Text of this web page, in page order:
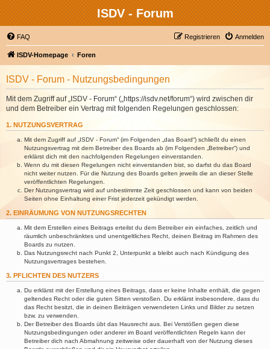
ISDV - Forum
FAQ Anmelden
Registrieren
ISDV-Homepage Foren
ISDV - Forum - Nutzungsbedingungen
Mit dem Zugriff auf „ISDV - Forum“ („https://isdv.net/forum“) wird zwischen dir
und dem Betreiber ein Vertrag mit folgenden Regelungen geschlossen:
1. NUTZUNGSVERTRAG
Mit dem Zugriff auf „ISDV - Forum“ (im Folgenden „das Board“) schließt du einen
Nutzungsvertrag mit dem Betreiber des Boards ab (im Folgenden „Betreiber“) und
erklärst dich mit den nachfolgenden Regelungen einverstanden.
Wenn du mit diesen Regelungen nicht einverstanden bist, so darfst du das Board
nicht weiter nutzen. Für die Nutzung des Boards gelten jeweils die an dieser Stelle
veröffentlichten Regelungen.
Der Nutzungsvertrag wird auf unbestimmte Zeit geschlossen und kann von beiden
Seiten ohne Einhaltung einer Frist jederzeit gekündigt werden.
2. EINRÄUMUNG VON NUTZUNGSRECHTEN
Mit dem Erstellen eines Beitrags erteilst du dem Betreiber ein einfaches, zeitlich und
räumlich unbeschränktes und unentgeltliches Recht, deinen Beitrag im Rahmen des
Boards zu nutzen.
Das Nutzungsrecht nach Punkt 2, Unterpunkt a bleibt auch nach Kündigung des
Nutzungsvertrages bestehen.
3. PFLICHTEN DES NUTZERS
Du erklärst mit der Erstellung eines Beitrags, dass er keine Inhalte enthält, die gegen
geltendes Recht oder die guten Sitten verstoßen. Du erklärst insbesondere, dass du
das Recht besitzt, die in deinen Beiträgen verwendeten Links und Bilder zu setzen
bzw. zu verwenden.
Der Betreiber des Boards übt das Hausrecht aus. Bei Verstößen gegen diese
Nutzungsbedingungen oder anderer im Board veröffentlichten Regeln kann der
Betreiber dich nach Abmahnung zeitweise oder dauerhaft von der Nutzung dieses